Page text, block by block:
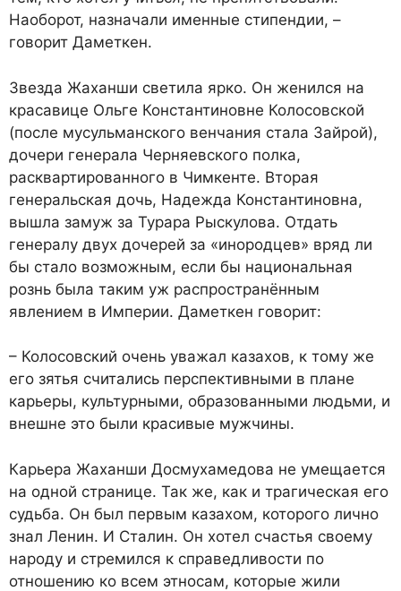
Наоборот, назначали именные стипендии, –
говорит Даметкен.
Звезда Жаханши светила ярко. Он женился на
красавице Ольге Константиновне Колосовской
(после мусульманского венчания стала Зайрой),
дочери генерала Черняевского полка,
расквартированного в Чимкенте. Вторая
генеральская дочь, Надежда Константиновна,
вышла замуж за Турара Рыскулова. Отдать
генералу двух дочерей за «инородцев» вряд ли
бы стало возможным, если бы национальная
рознь была таким уж распространённым
явлением в Империи. Даметкен говорит:
– Колосовский очень уважал казахов, к тому же
его зятья считались перспективными в плане
карьеры, культурными, образованными людьми, и
внешне это были красивые мужчины.
Карьера Жаханши Досмухамедова не умещается
на одной странице. Так же, как и трагическая его
судьба. Он был первым казахом, которого лично
знал Ленин. И Сталин. Он хотел счастья своему
народу и стремился к справедливости по
отношению ко всем этносам, которые жили